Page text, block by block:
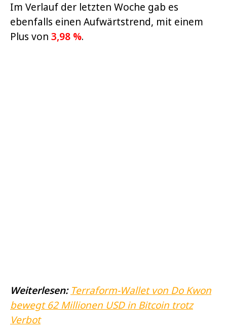
Im Verlauf der letzten Woche gab es
ebenfalls einen Aufwärtstrend, mit einem
Plus von 3,98 %.
Weiterlesen: Terraform-Wallet von Do Kwon
bewegt 62 Millionen USD in Bitcoin trotz
Verbot